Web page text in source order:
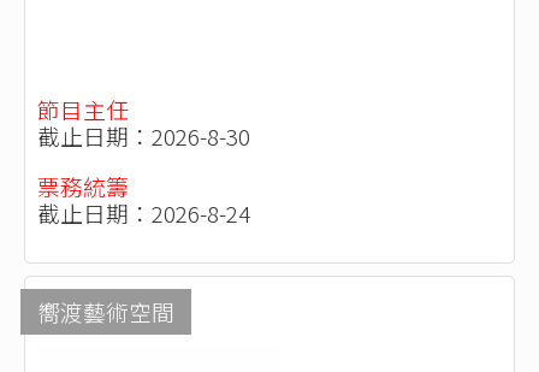
節目主任
截止日期：2026-8-30
票務統籌
截止日期：2026-8-24
嚮渡藝術空間